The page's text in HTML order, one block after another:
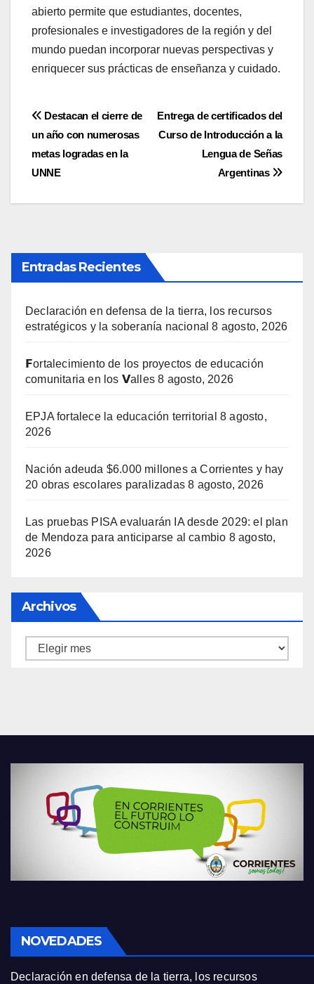
abierto permite que estudiantes, docentes,
profesionales e investigadores de la región y del
mundo puedan incorporar nuevas perspectivas y
enriquecer sus prácticas de enseñanza y cuidado.
Navegación
de
entradas
Entrega de certificados del
Curso de Introducción a la
Lengua de Señas
Argentinas
Destacan el cierre de
un año con numerosas
metas logradas en la
UNNE
Entradas Recientes
Declaración en defensa de la tierra, los recursos
estratégicos y la soberanía nacional 8 agosto, 2026
𝗙ortalecimiento de los proyectos de educación
comunitaria en los 𝗩alles 8 agosto, 2026
EPJA fortalece la educación territorial 8 agosto,
2026
Nación adeuda $6.000 millones a Corrientes y hay
20 obras escolares paralizadas 8 agosto, 2026
Las pruebas PISA evaluarán IA desde 2029: el plan
de Mendoza para anticiparse al cambio 8 agosto,
2026
Archivos
Archivos
NOVEDADES
Declaración en defensa de la tierra, los recursos